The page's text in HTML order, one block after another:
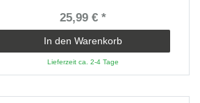
25,99 € *
In den Warenkorb
Lieferzeit ca. 2-4 Tage